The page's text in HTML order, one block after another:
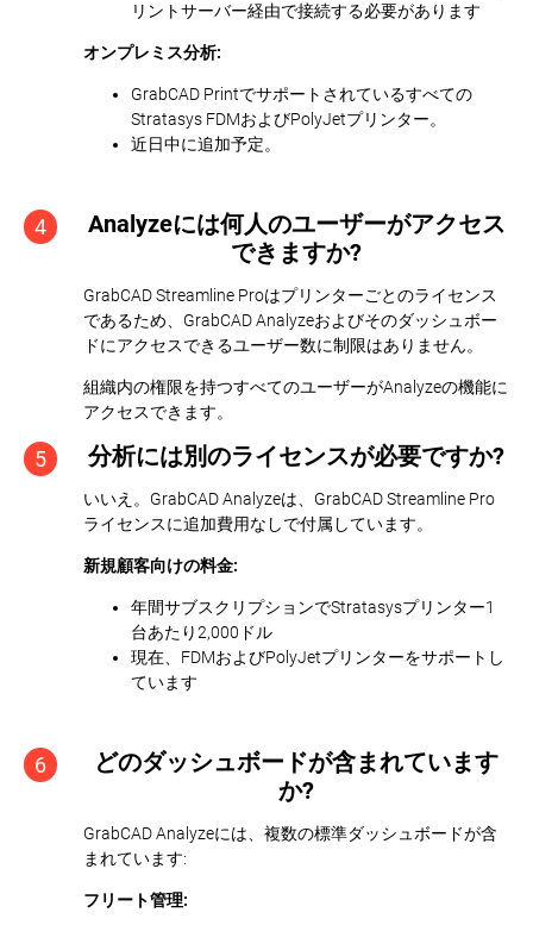
リントサーバー経由で接続する必要があります
オンプレミス分析:
GrabCAD Printでサポートされているすべての
Stratasys FDMおよびPolyJetプリンター。
近日中に追加予定。
4
Analyzeには何人のユーザーがアクセス
できますか?
GrabCAD Streamline Proはプリンターごとのライセンス
であるため、GrabCAD Analyzeおよびそのダッシュボー
ドにアクセスできるユーザー数に制限はありません。
組織内の権限を持つすべてのユーザーがAnalyzeの機能に
アクセスできます。
5 分析には別のライセンスが必要ですか?
いいえ。GrabCAD Analyzeは、GrabCAD Streamline Pro
ライセンスに追加費用なしで付属しています。
新規顧客向けの料金:
年間サブスクリプションでStratasysプリンター1
台あたり2,000ドル
現在、FDMおよびPolyJetプリンターをサポートし
ています
6
どのダッシュボードが含まれています
か?
GrabCAD Analyzeには、複数の標準ダッシュボードが含
まれています:
フリート管理: